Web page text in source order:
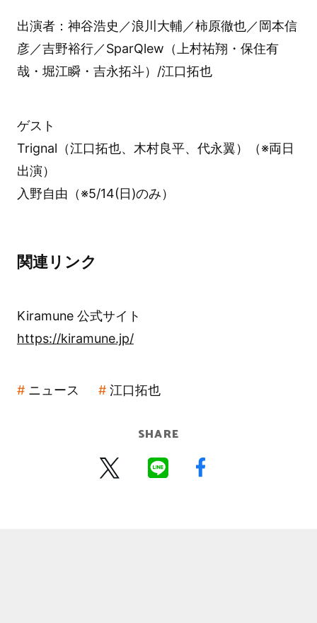
出演者：神谷浩史／浪川大輔／柿原徹也／岡本信
彦／吉野裕行／SparQlew（上村祐翔・保住有
哉・堀江瞬・吉永拓斗）/江口拓也
ゲスト
Trignal（江口拓也、木村良平、代永翼）（※両日
出演）
入野自由（※5/14(日)のみ）
関連リンク
Kiramune 公式サイト
https://kiramune.jp/
ニュース 江口拓也
SHARE